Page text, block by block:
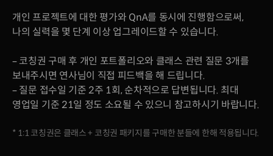
개인 프로젝트에 대한 평가와 QnA를 동시에 진행함으로써,
나의 실력을 몇 단계 이상 업그레이드할 수 있습니다.
– 코칭권 구매 후 개인 포트폴리오와 클래스 관련 질문 3개를
보내주시면 연사님이 직접 피드백을 해 드립니다.
– 질문 접수일 기준 2주 1회, 순차적으로 답변됩니다. 최대
영업일 기준 21일 정도 소요될 수 있으니 참고하시기 바랍니다.
* 1:1 코칭권은 클래스 + 코칭권 패키지를 구매한 분들에 한해 적용됩니다.